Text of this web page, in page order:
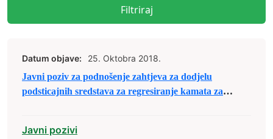
Filtriraj
Datum objave:
25. Oktobra 2018.
Javni poziv za podnošenje zahtjeva za dodjelu
podsticajnih sredstava za regresiranje kamata za
Javni pozivi